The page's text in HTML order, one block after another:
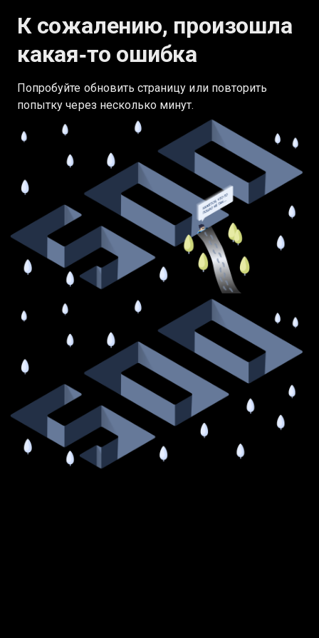
К сожалению, произошла
какая‑то ошибка
Попробуйте обновить страницу или повторить
попытку через несколько минут.